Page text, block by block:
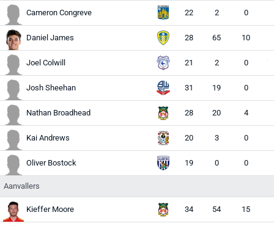
Cameron Congreve 22 2 0
Daniel James 28 65 10
Joel Colwill 21 2 0
Josh Sheehan 31 19 0
Nathan Broadhead 28 20 4
Kai Andrews 20 3 0
Oliver Bostock 19 0 0
Aanvallers
Kieffer Moore 34 54 15